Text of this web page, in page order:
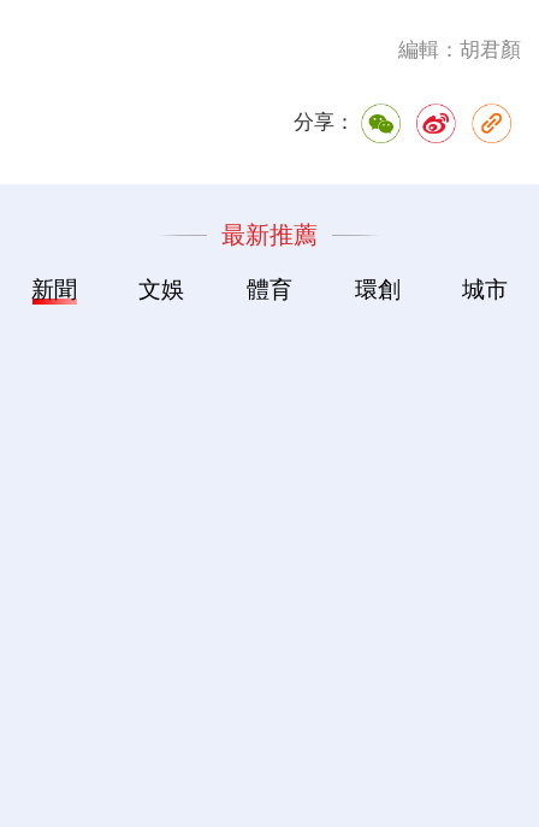
編輯：胡君顏
分享：
最新推薦
新聞 文娛 體育 環創 城市